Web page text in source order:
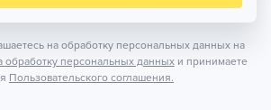
на обработку персональных данных на
обработку персональных данных и принимаете
Пользовательского соглашения.